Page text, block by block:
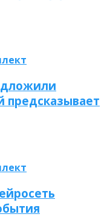
предсказывает